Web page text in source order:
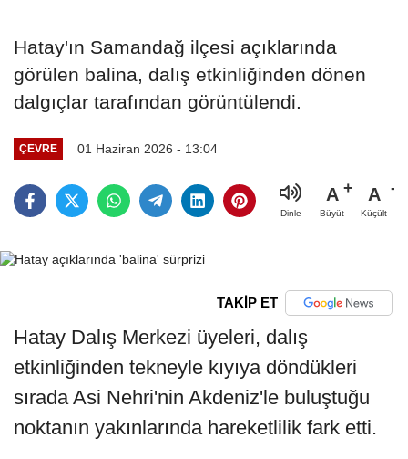
Hatay'ın Samandağ ilçesi açıklarında
görülen balina, dalış etkinliğinden dönen
dalgıçlar tarafından görüntülendi.
ÇEVRE 01 Haziran 2026 - 13:04
Dinle
A
Büyüt
A
Küçült
TAKİP ET
Hatay Dalış Merkezi üyeleri, dalış
etkinliğinden tekneyle kıyıya döndükleri
sırada Asi Nehri'nin Akdeniz'le buluştuğu
noktanın yakınlarında hareketlilik fark etti.